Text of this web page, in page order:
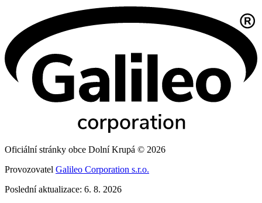
Oficiální stránky obce Dolní Krupá © 2026
Provozovatel Galileo Corporation s.r.o.
Poslední aktualizace: 6. 8. 2026